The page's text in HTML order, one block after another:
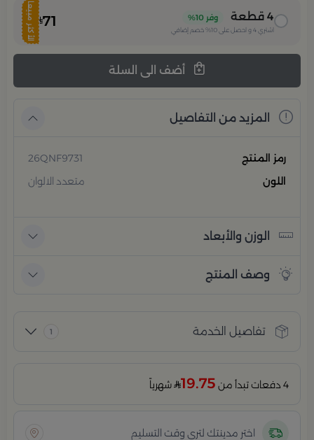
الأكثر مبيعا 4 قطعة وفر 10%
اشتري 4و احصل على 10% خصم إضافي 71
المزيد من التفاصيل
رمز المنتج
26QNF9731
اللون
متعدد الالوان
الوزن والأبعاد
وصف المنتج
تفاصيل الخدمة 1
4 دفعات تبدأ من 19.75 شهرياً
اختر مدينتك لترى وقت التسليم